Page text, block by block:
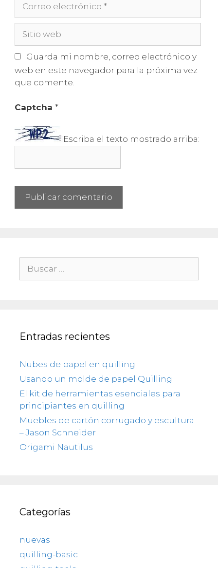
Sitio
Guarda mi nombre, correo electrónico y
web en este navegador para la próxima vez
que comente.
Captcha *
Escriba el texto mostrado arriba:
Entradas recientes
Nubes de papel en quilling
Usando un molde de papel Quilling
El kit de herramientas esenciales para
principiantes en quilling
Muebles de cartón corrugado y escultura
– Jason Schneider
Origami Nautilus
Categorías
nuevas
quilling-basic